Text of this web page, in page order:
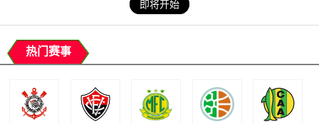
即将开始
热门赛事